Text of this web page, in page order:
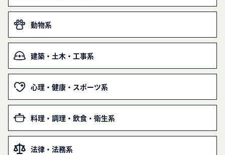
動物系
建築・土木・工事系
心理・健康・スポーツ系
料理・調理・飲食・衛生系
法律・法務系